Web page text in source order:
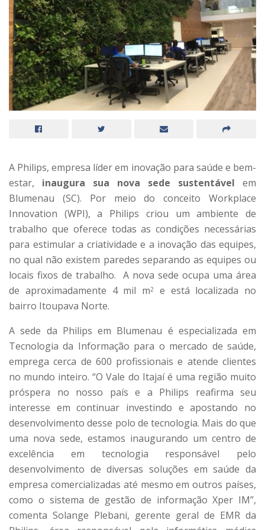
A Philips, empresa líder em inovação para saúde e bem-
estar, inaugura sua nova sede sustentável em
Blumenau (SC). Por meio do conceito Workplace
Innovation (WPI), a Philips criou um ambiente de
trabalho que oferece todas as condições necessárias
para estimular a criatividade e a inovação das equipes,
no qual não existem paredes separando as equipes ou
locais fixos de trabalho. A nova sede ocupa uma área
de aproximadamente 4 mil m2
e está localizada no
bairro Itoupava Norte.
A sede da Philips em Blumenau é especializada em
Tecnologia da Informação para o mercado de saúde,
emprega cerca de 600 profissionais e atende clientes
no mundo inteiro. “O Vale do Itajaí é uma região muito
próspera no nosso país e a Philips reafirma seu
interesse em continuar investindo e apostando no
desenvolvimento desse polo de tecnologia. Mais do que
uma nova sede, estamos inaugurando um centro de
excelência em tecnologia responsável pelo
desenvolvimento de diversas soluções em saúde da
empresa comercializadas até mesmo em outros países,
como o sistema de gestão de informação Xper IM”,
comenta Solange Plebani, gerente geral de EMR da